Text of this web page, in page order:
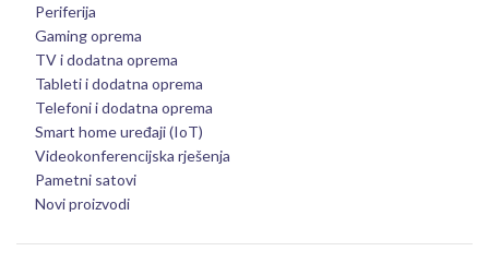
Periferija
Gaming oprema
TV i dodatna oprema
Tableti i dodatna oprema
Telefoni i dodatna oprema
Smart home uređaji (IoT)
Videokonferencijska rješenja
Pametni satovi
Novi proizvodi